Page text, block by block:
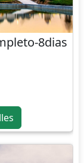
8dias